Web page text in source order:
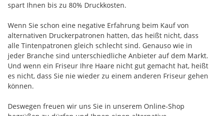
spart Ihnen bis zu 80% Druckkosten.
Wenn Sie schon eine negative Erfahrung beim Kauf von
alternativen Druckerpatronen hatten, das heißt nicht, dass
alle Tintenpatronen gleich schlecht sind. Genauso wie in
jeder Branche sind unterschiedliche Anbieter auf dem Markt.
Und wenn ein Friseur Ihre Haare nicht gut gemacht hat, heißt
es nicht, dass Sie nie wieder zu einem anderen Friseur gehen
können.
Deswegen freuen wir uns Sie in unserem Online-Shop